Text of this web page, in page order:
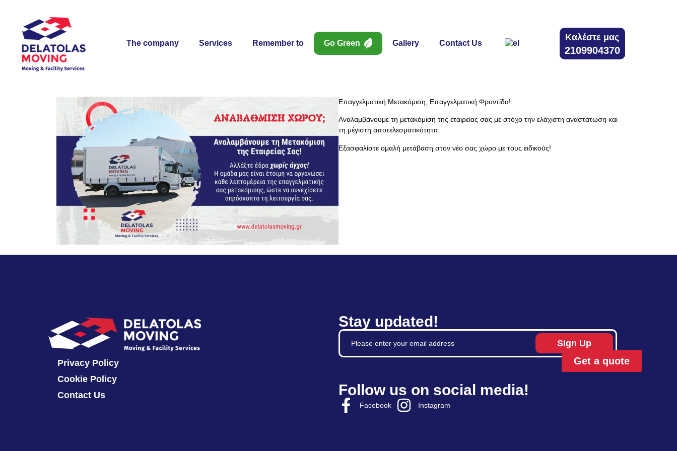
The company Services Remember to Go Green Gallery Contact Us
Καλέστε μας
2109904370
Επαγγελματική Μετακόμιση, Επαγγελματική Φροντίδα!
Αναλαμβάνουμε τη μετακόμιση της εταιρείας σας με στόχο την ελάχιστη αναστάτωση και
τη μέγιστη αποτελεσματικότητα.
Εξασφαλίστε ομαλή μετάβαση στον νέο σας χώρο με τους ειδικούς!
Get a quote
Privacy Policy
Cookie Policy
Contact Us
Stay updated!
Sign Up
Follow us on social media!
Facebook Instagram